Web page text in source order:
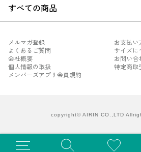
すべての商品
メルマガ登録
お支払い
よくあるご質問
サイズに
会社概要
お問い合
個人情報の取扱
特定商取
メンバーズアプリ会員規約
copyright© AIRIN CO.,LTD